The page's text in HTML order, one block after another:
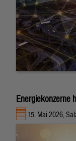
Energiekonzerne
15. Mai 2026,